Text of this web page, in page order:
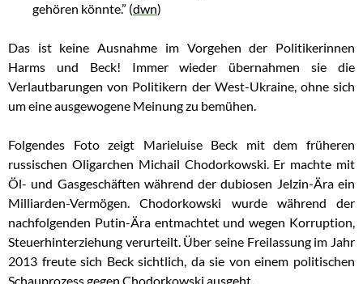
gehören könnte.” (dwn)
Das ist keine Ausnahme im Vorgehen der Politikerinnen
Harms und Beck! Immer wieder übernahmen sie die
Verlautbarungen von Politikern der West-Ukraine, ohne sich
um eine ausgewogene Meinung zu bemühen.
Folgendes Foto zeigt Marieluise Beck mit dem früheren
russischen Oligarchen Michail Chodorkowski. Er machte mit
Öl- und Gasgeschäften während der dubiosen Jelzin-Ära ein
Milliarden-Vermögen. Chodorkowski wurde während der
nachfolgenden Putin-Ära entmachtet und wegen Korruption,
Steuerhinterziehung verurteilt. Über seine Freilassung im Jahr
2013 freute sich Beck sichtlich, da sie von einem politischen
Schauprozess gegen Chodorkowski ausgeht.